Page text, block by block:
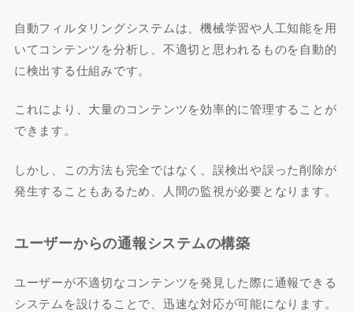
自動フィルタリングシステムは、機械学習や人工知能を用
いてコンテンツを分析し、不適切と思われるものを自動的
に検出する仕組みです。
これにより、大量のコンテンツを効率的に管理することが
できます。
しかし、この方法も完全ではなく、誤検出や誤った削除が
発生することもあるため、人間の監視が必要となります。
ユーザーからの通報システムの構築
ユーザーが不適切なコンテンツを発見した際に通報できる
システムを設けることで、迅速な対応が可能になります。